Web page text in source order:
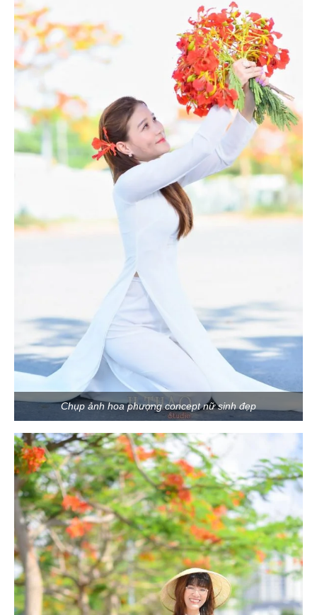
Chụp ảnh hoa phượng concept nữ sinh đẹp